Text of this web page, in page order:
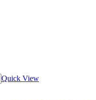
Quick View